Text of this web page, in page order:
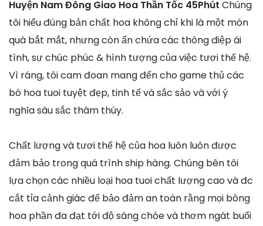
Huyện Nam Đông Giao Hoa Thần Tốc 45Phút Chúng
tôi hiểu đúng bản chất hoa không chỉ khi là một món
quà bắt mắt, nhưng còn ẩn chứa các thông điệp ái
tình, sự chúc phúc & hình tượng của việc tươi thế hệ.
Vì ráng, tôi cam đoan mang đến cho game thủ các
bó hoa tuoi tuyệt đẹp, tinh tế và sắc sảo và với ý
nghĩa sâu sắc thâm thúy.
Chất lượng và tươi thế hệ của hoa luôn luôn được
đảm bảo trong quá trình ship hàng. Chúng bên tôi
lựa chọn các nhiều loại hoa tuoi chất lượng cao và đc
cắt tỉa cảnh giác để bảo đảm an toàn rằng mọi bông
hoa phần đa đạt tới độ sáng chóe và thơm ngát buổi